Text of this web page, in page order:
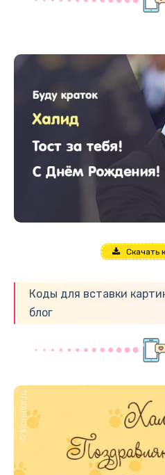
Скачать
Коды для вставки
блог